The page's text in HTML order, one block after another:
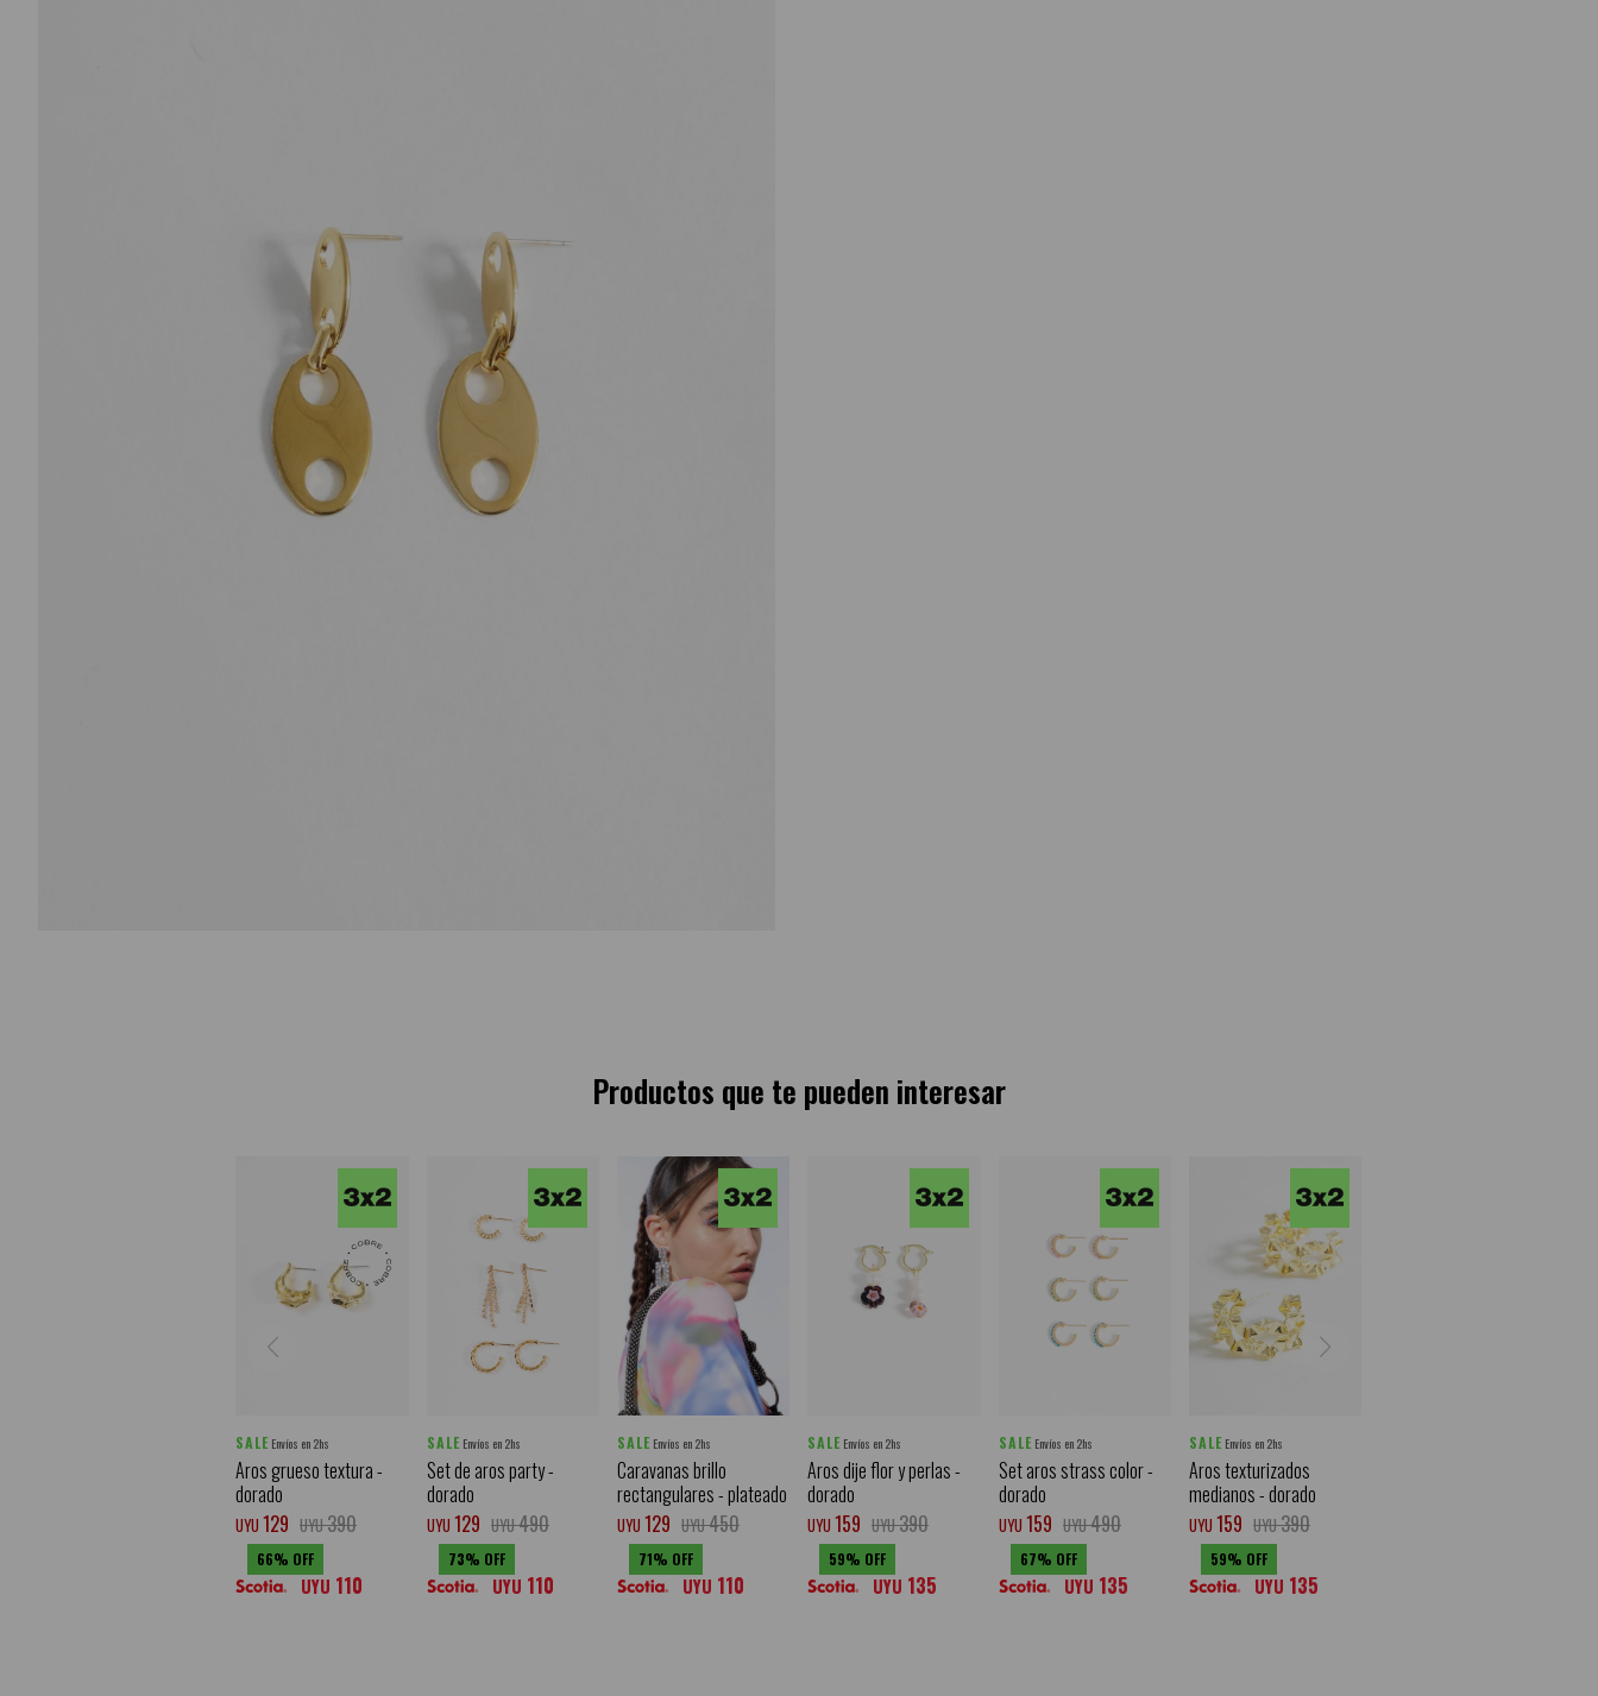
Productos que te pueden interesar
SALE Envíos en 2hs
Aros grueso textura -
dorado
UYU 129 UYU390
66
UYU 110
SALE Envíos en 2hs
Set de aros party -
dorado
UYU 129 UYU490
73
UYU 110
SALE Envíos en 2hs
Caravanas brillo
rectangulares - plateado
UYU 129 UYU450
71
UYU 110
SALE Envíos en 2hs
Aros dije flor y perlas -
dorado
UYU 159 UYU390
59
UYU 135
SALE Envíos en 2hs
Set aros strass color -
dorado
UYU 159 UYU490
67
UYU 135
SALE Envíos en 2hs
Aros texturizados
medianos - dorado
UYU 159 UYU390
59
UYU 135